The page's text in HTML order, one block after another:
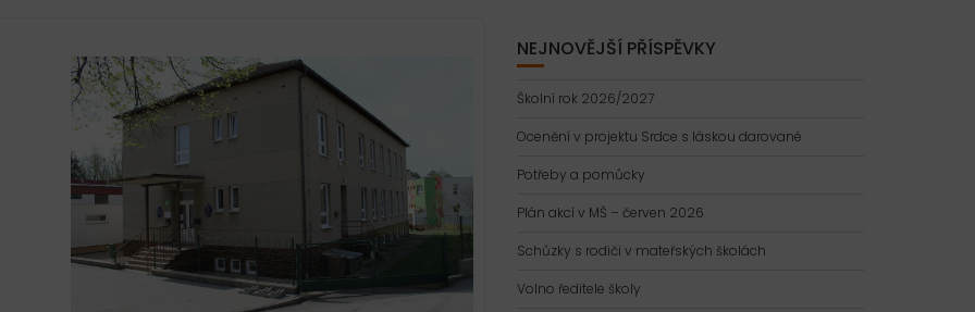
NEJNOVĚJŠÍ PŘÍSPĚVKY
Školní rok 2026/2027
Ocenění v projektu Srdce s láskou darované
Potřeby a pomůcky
Plán akcí v MŠ – červen 2026
Schůzky s rodiči v mateřských školách
Volno ředitele školy